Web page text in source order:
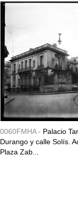
0060FMHA - Palacio
Durango y calle Solís.
Plaza Zab...